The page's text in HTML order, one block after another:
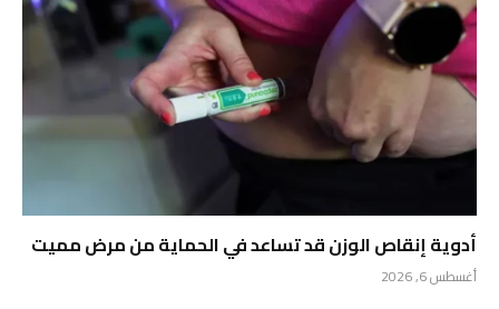
أدوية إنقاص الوزن قد تساعد في الحماية من مرض مميت
أغسطس 6, 2026